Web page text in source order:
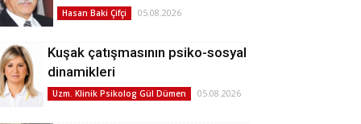
Hasan Baki Çifçi 05.08.2026
Kuşak çatışmasının psiko-sosyal
dinamikleri
Uzm. Klinik Psikolog Gül Dümen 05.08.2026